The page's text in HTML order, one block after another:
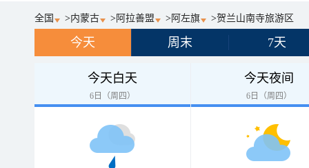
全国 >内蒙古 > 阿拉善盟 > 阿左旗 >贺兰山南寺旅游区
今天 周末 7天
今天白天
6日（周四）
今天夜间
6日（周四）